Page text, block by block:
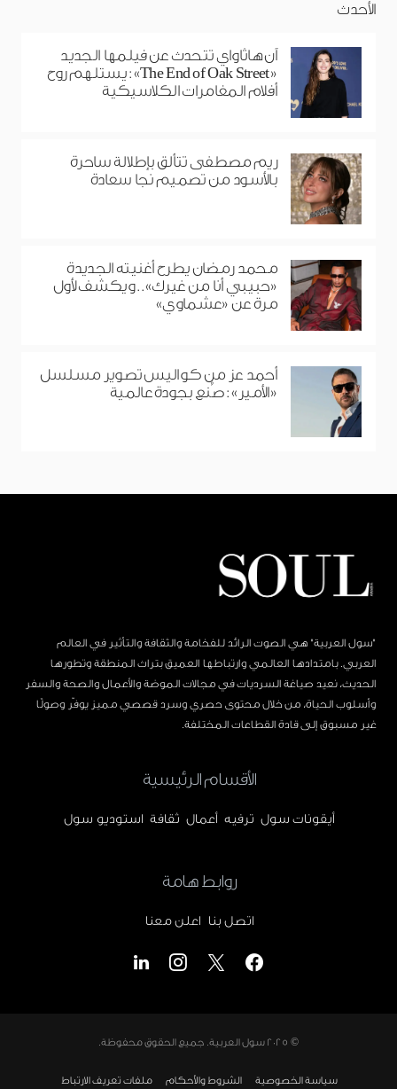
الأحدث
آن هاثاواي تتحدث عن فيلمها الجديد
«The End of Oak Street»: يستلهم روح
أفلام المغامرات الكلاسيكية
ريم مصطفى تتألق بإطلالة ساحرة
بالأسود من تصميم نجا سعادة
محمد رمضان يطرح أغنيته الجديدة
«حبيبي أنا من غيرك».. ويكشف لأول
مرة عن «عشماوي»
أحمد عز من كواليس تصوير مسلسل
«الأمير»: صُنع بجودة عالمية
"سول العربية" هي الصوت الرائد للفخامة والثقافة والتأثير في العالم
العربي. بامتدادها العالمي وارتباطها العميق بتراث المنطقة وتطورها
الحديث، نعيد صياغة السرديات في مجالات الموضة والأعمال والصحة والسفر
وأسلوب الحياة، من خلال محتوى حصري وسرد قصصي مميز يوفّر وصولًا
غير مسبوق إلى قادة القطاعات المختلفة.
الأقسام الرئيسية
أيقونات سول ترفيه أعمال ثقافة استوديو سول
روابط هامة
اتصل بنا اعلن معنا
© 2025 سول العربية. جميع الحقوق محفوظة.
سياسة الخصوصية الشروط والأحكام ملفات تعريف الارتباط